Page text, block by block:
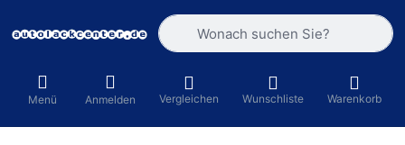
Geben Sie einen Suchbegriff ein.
Menü Anmelden Vergleichen Wunschliste Warenkorb